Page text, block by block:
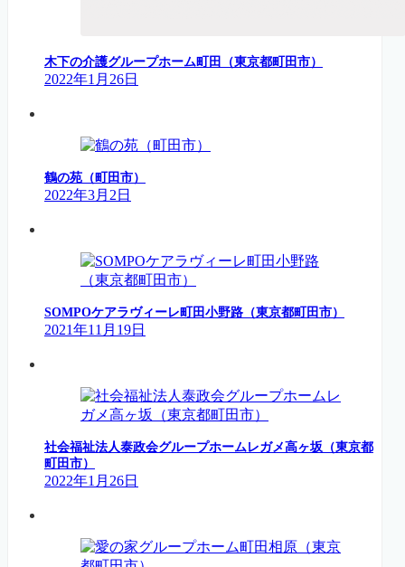
木下の介護グループホーム町田（東京都町田市）
2022年1月26日
鶴の苑（町田市）
2022年3月2日
SOMPOケアラヴィーレ町田小野路（東京都町田市）
2021年11月19日
社会福祉法人泰政会グループホームレガメ高ヶ坂（東京都
町田市）
2022年1月26日